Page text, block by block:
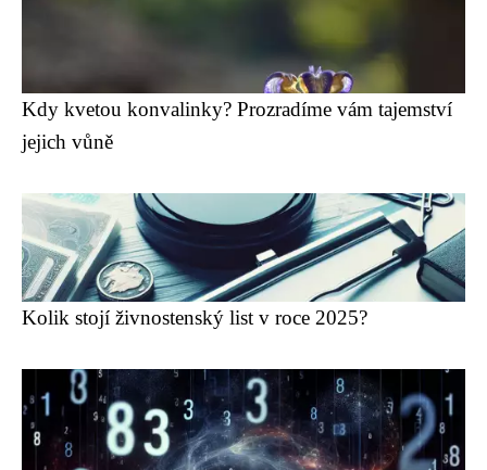
Kdy kvetou konvalinky? Prozradíme vám tajemství
jejich vůně
Kolik stojí živnostenský list v roce 2025?